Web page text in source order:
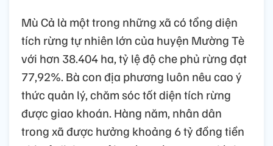
Mù Cả là một trong những xã có tổng diện
tích rừng tự nhiên lớn của huyện Mường Tè
với hơn 38.404 ha, tỷ lệ độ che phủ rừng đạt
77,92%. Bà con địa phương luôn nêu cao ý
thức quản lý, chăm sóc tốt diện tích rừng
được giao khoán. Hàng năm, nhân dân
trong xã được hưởng khoảng 6 tỷ đồng tiền